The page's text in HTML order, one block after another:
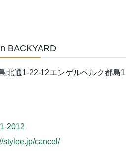
BACKYARD
北通1-22-12エンゲルベルク都島
2012
stylee.jp/cancel/